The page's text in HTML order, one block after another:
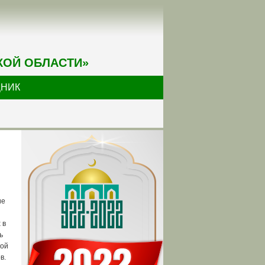
ОБЛАСТИ»
в